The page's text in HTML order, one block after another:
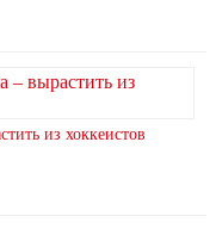
из хоккеистов